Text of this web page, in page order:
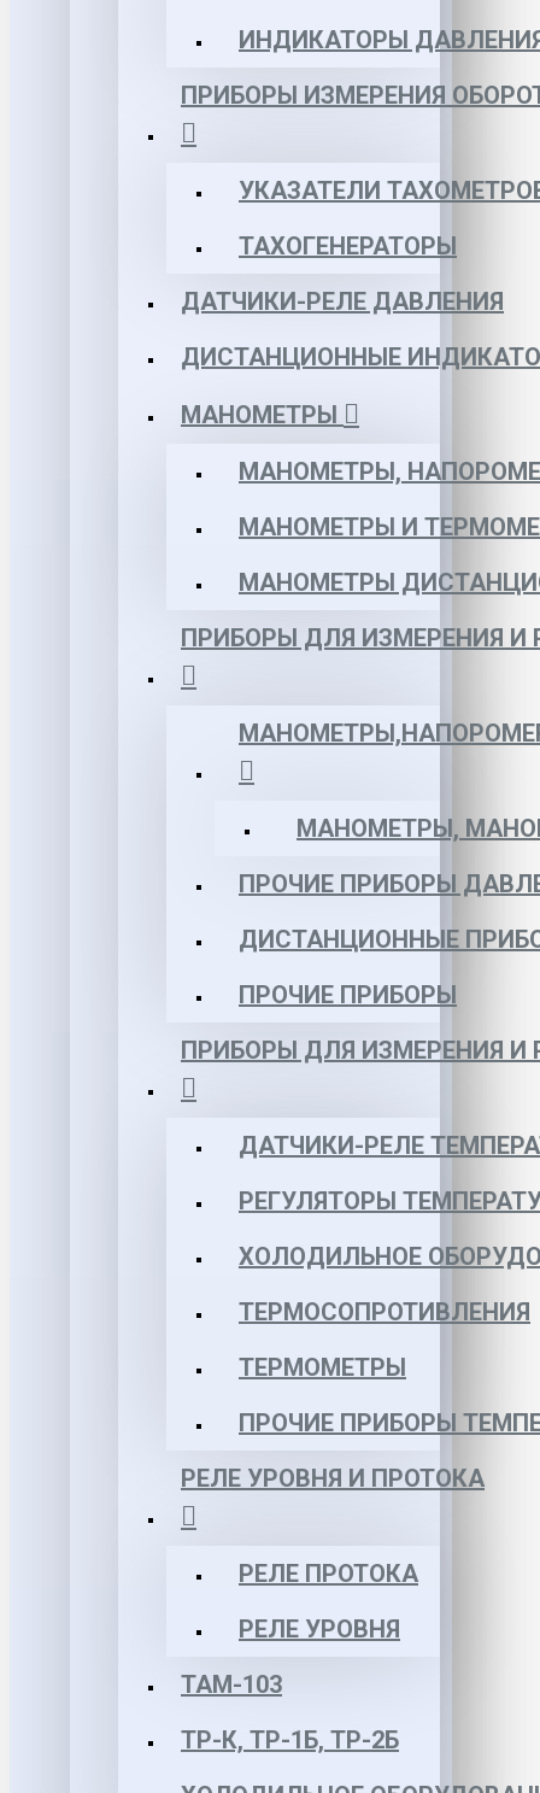
ИНДИКАТОРЫ
ПРИБОРЫ ИЗМЕРЕНИЯ
УКАЗАТЕЛИ
ТАХОГЕНЕРАТОРЫ
ДАТЧИКИ-РЕЛЕ ДАВЛЕНИЯ
ДИСТАНЦИОННЫЕ
МАНОМЕТРЫ
МАНОМЕТРЫ,
МАНОМЕТРЫ И
МАНОМЕТРЫ
ПРИБОРЫ ДЛЯ ИЗМЕРЕНИЯ И
МАНОМЕТРЫ,
ПРОЧИЕ ПРИБОРЫ
ДИСТАНЦИОННЫЕ
ПРОЧИЕ ПРИБОРЫ
ПРИБОРЫ ДЛЯ ИЗМЕРЕНИЯ И
ДАТЧИКИ-РЕЛЕ
РЕГУЛЯТОРЫ
ХОЛОДИЛЬНОЕ
ТЕРМОСОПРОТИВЛЕНИЯ
ТЕРМОМЕТРЫ
ПРОЧИЕ ПРИБОРЫ
РЕЛЕ УРОВНЯ И ПРОТОКА
РЕЛЕ ПРОТОКА
РЕЛЕ УРОВНЯ
ТАМ-103
ТР-К, ТР-1Б, ТР-2Б